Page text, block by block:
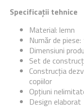
Specificații tehnice
Material: lemn
Număr de
Dimensiuni
Set de
Construcția
copiilor
Opțiuni
Design elaborat